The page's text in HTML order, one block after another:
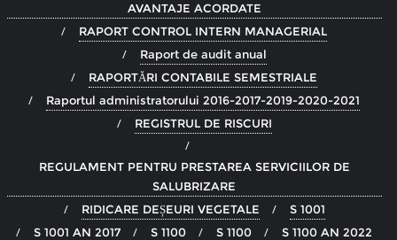
AVANTAJE ACORDATE
RAPORT CONTROL INTERN MANAGERIAL
Raport de audit anual
RAPORTĂRI CONTABILE SEMESTRIALE
Raportul administratorului 2016-2017-2019-2020-2021
REGISTRUL DE RISCURI
REGULAMENT PENTRU PRESTAREA SERVICIILOR DE
SALUBRIZARE
RIDICARE DEȘEURI VEGETALE
S 1001
S 1001 AN 2017
S 1100 S 1100
S 1100 AN 2022